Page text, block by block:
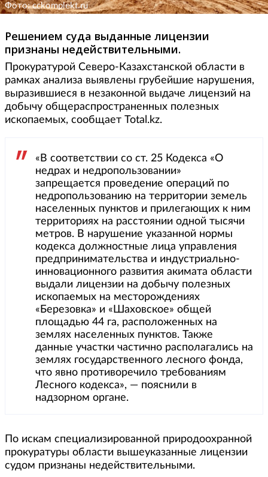
Фото: cckomplekt.ru
Решением суда выданные лицензии
признаны недействительными.
Прокуратурой Северо-Казахстанской области в
рамках анализа выявлены грубейшие нарушения,
выразившиеся в незаконной выдаче лицензий на
добычу общераспространенных полезных
ископаемых, сообщает Total.kz.
«В соответствии со ст. 25 Кодекса «О
недрах и недропользовании»
запрещается проведение операций по
недропользованию на территории земель
населенных пунктов и прилегающих к ним
территориях на расстоянии одной тысячи
метров. В нарушение указанной нормы
кодекса должностные лица управления
предпринимательства и индустриально-
инновационного развития акимата области
выдали лицензии на добычу полезных
ископаемых на месторождениях
«Березовка» и «Шаховское» общей
площадью 44 га, расположенных на
землях населенных пунктов. Также
данные участки частично располагались на
землях государственного лесного фонда,
что явно противоречило требованиям
Лесного кодекса», — пояснили в
надзорном органе.
По искам специализированной природоохранной
прокуратуры области вышеуказанные лицензии
судом признаны недействительными.